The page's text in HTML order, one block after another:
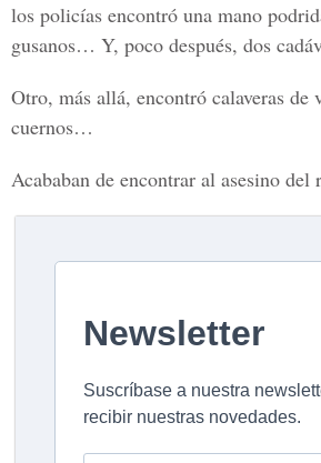
los policías encontró una mano
gusanos… Y, poco después, dos
Otro, más allá, encontró calaveras de
cuernos…
Acababan de encontrar al asesino